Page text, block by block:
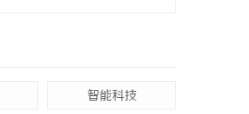
智能科技